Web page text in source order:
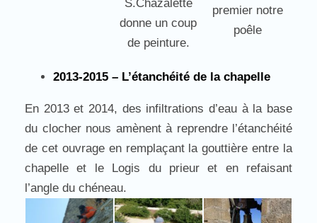
S.Chazalette
donne un coup
de peinture.
premier notre
poêle
2013-2015 – L’étanchéité de la chapelle
En 2013 et 2014, des infiltrations d’eau à la base
du clocher nous amènent à reprendre l’étanchéité
de cet ouvrage en remplaçant la gouttière entre la
chapelle et le Logis du prieur et en refaisant
l’angle du chéneau.